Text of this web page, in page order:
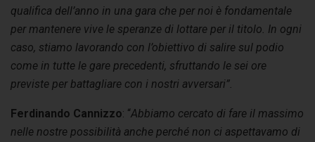
qualifica dell’anno in una gara che per noi è fondamentale
per mantenere vive le speranze di lottare per il titolo. In ogni
caso, stiamo lavorando con l’obiettivo di salire sul podio
come in tutte le gare precedenti, sfruttando le sei ore
previste per battagliare con i nostri avversari”.
Ferdinando Cannizzo: “Abbiamo cercato di fare il massimo
nelle nostre possibilità anche perché non ci aspettavamo di